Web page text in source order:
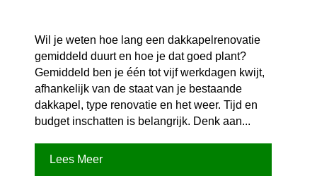
Wil je weten hoe lang een dakkapelrenovatie
gemiddeld duurt en hoe je dat goed plant?
Gemiddeld ben je één tot vijf werkdagen kwijt,
afhankelijk van de staat van je bestaande
dakkapel, type renovatie en het weer.​ Tijd en
budget inschatten is belangrijk.​ Denk aan...
Lees Meer